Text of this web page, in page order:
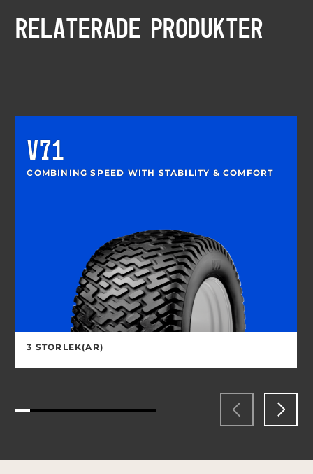
RELATERADE PRODUKTER
V71
COMBINING SPEED WITH STABILITY & COMFORT
3 STORLEK(AR)